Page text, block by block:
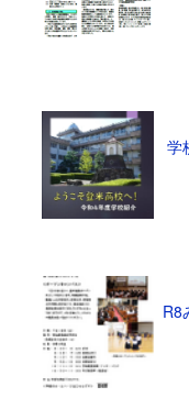
学
R8